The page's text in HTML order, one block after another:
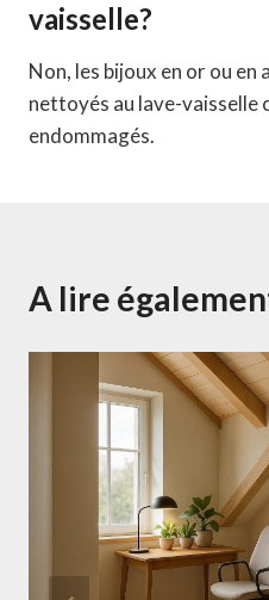
vaisselle?
Non, les bijoux en or ou
nettoyés au lave-vaisselle
endommagés.
A lire